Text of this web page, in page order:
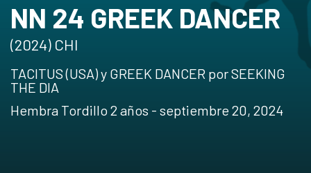
NN 24 GREEK DANCER
(2024) CHI
TACITUS (USA) y GREEK DANCER por SEEKING
THE DIA
Hembra Tordillo 2 años - septiembre 20, 2024